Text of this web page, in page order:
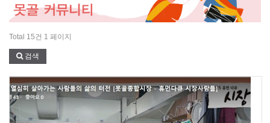
Total 15건 1 페이지
검색